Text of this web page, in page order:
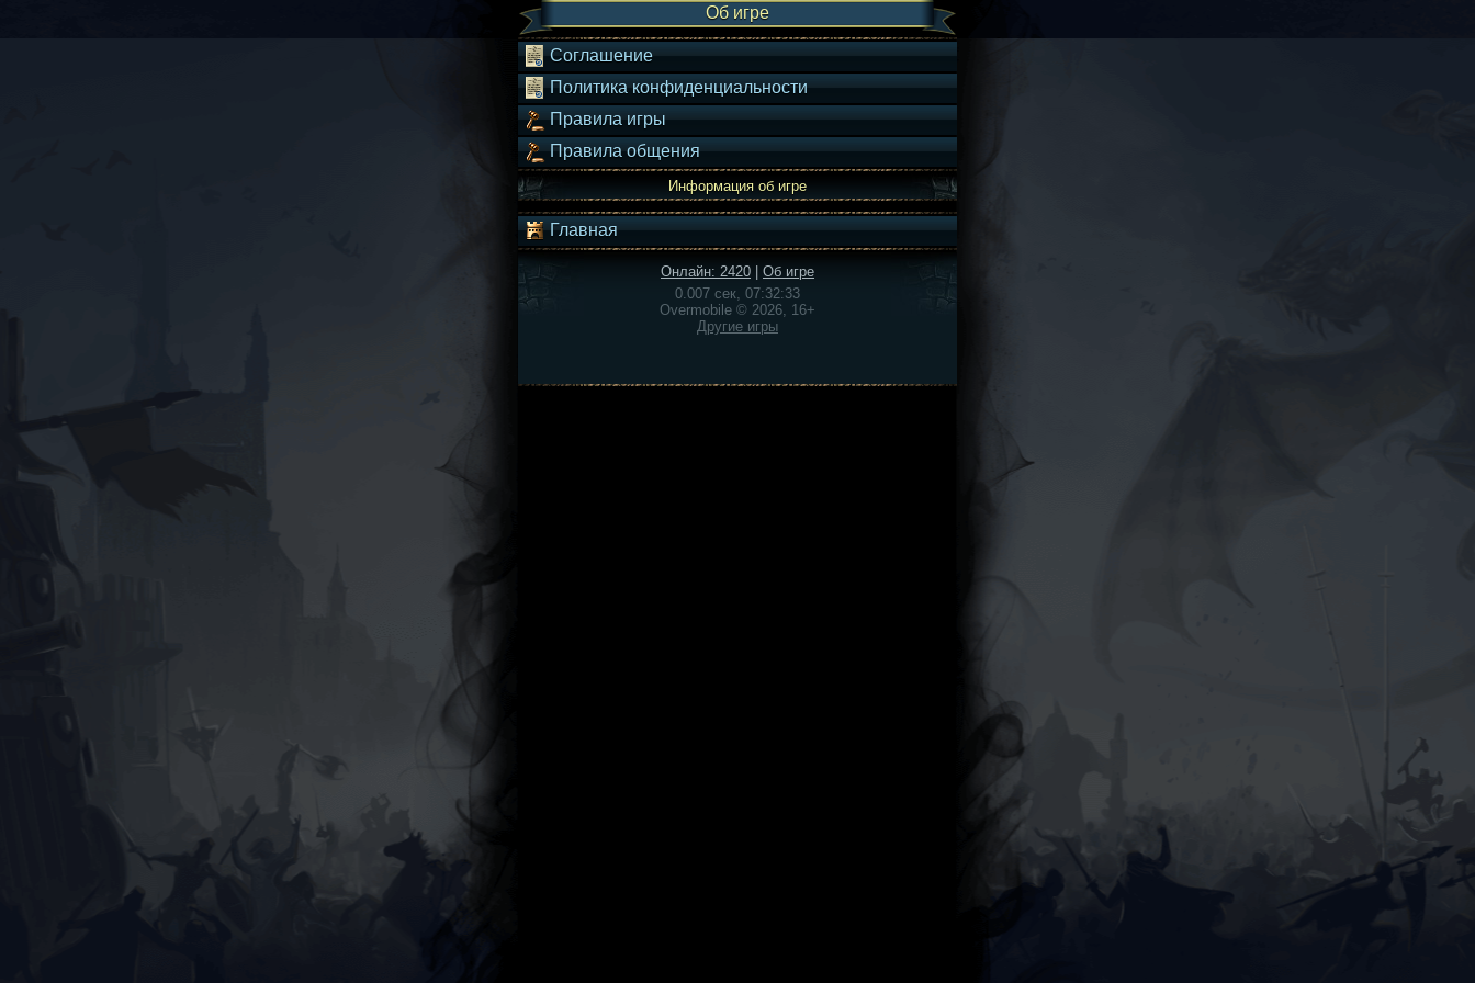
Об игре
Соглашение
Политика конфиденциальности
Правила игры
Правила общения
Информация об игре
Главная
Онлайн: 2420
Об игре
0.007 сек, 07:32:33
Overmobile © 2026, 16+
Другие игры